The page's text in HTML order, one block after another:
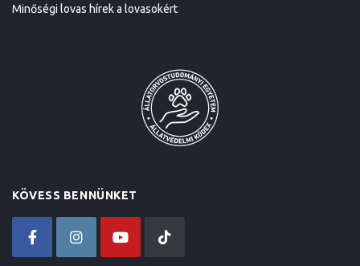
Minőségi lovas hírek a lovasokért
KÖVESS BENNÜNKET